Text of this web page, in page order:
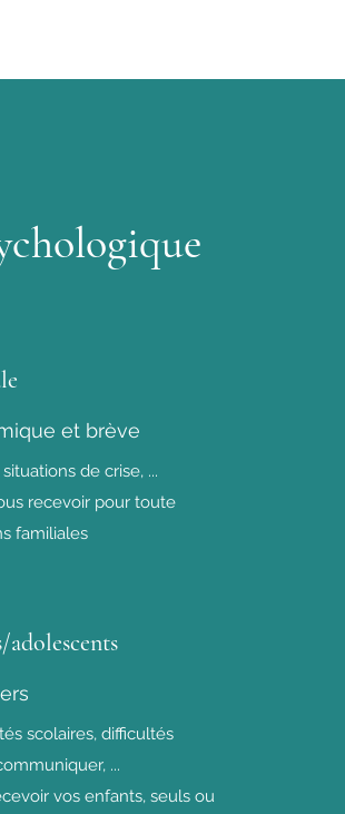
et brève
de crise, ...
recevoir pour toute
familiales
scolaires, difficultés
...
vos enfants, seuls ou